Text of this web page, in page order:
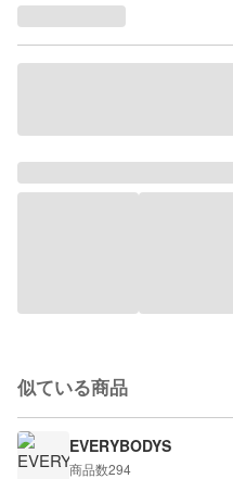
似ている商品
EVERYBODYS
商品数294